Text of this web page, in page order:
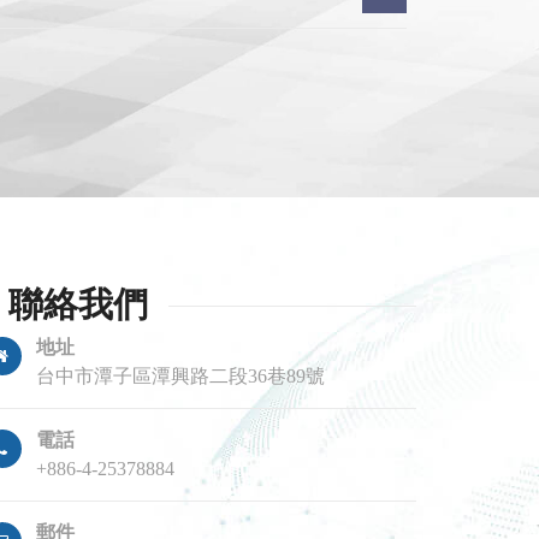
聯絡我們
地址
台中市潭子區潭興路二段36巷89號
電話
+886-4-25378884
郵件